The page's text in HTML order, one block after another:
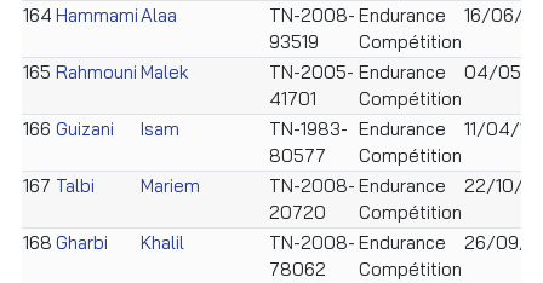
164 HammamiAlaa
TN-2008-
93519
Endurance
Compétition
16/06/
165 Rahmouni Malek
TN-2005-
41701
Endurance
Compétition
04/05/
166 Guizani Isam
TN-1983-
80577
Endurance
Compétition
11/04/
167 Talbi Mariem
TN-2008-
20720
Endurance
Compétition
22/10/
168 Gharbi Khalil
TN-2008-
78062
Endurance
Compétition
26/09/